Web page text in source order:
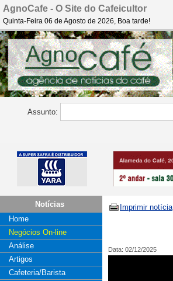
AgnoCafe - O Site do Cafeicultor
Quinta-Feira 06 de Agosto de 2026, Boa tarde!
Assunto:
Notícias
Home
Negócios On-line
Análise
Artigos
Cafeteria/Barista
Imprimir notícia
Data: 02/12/2025